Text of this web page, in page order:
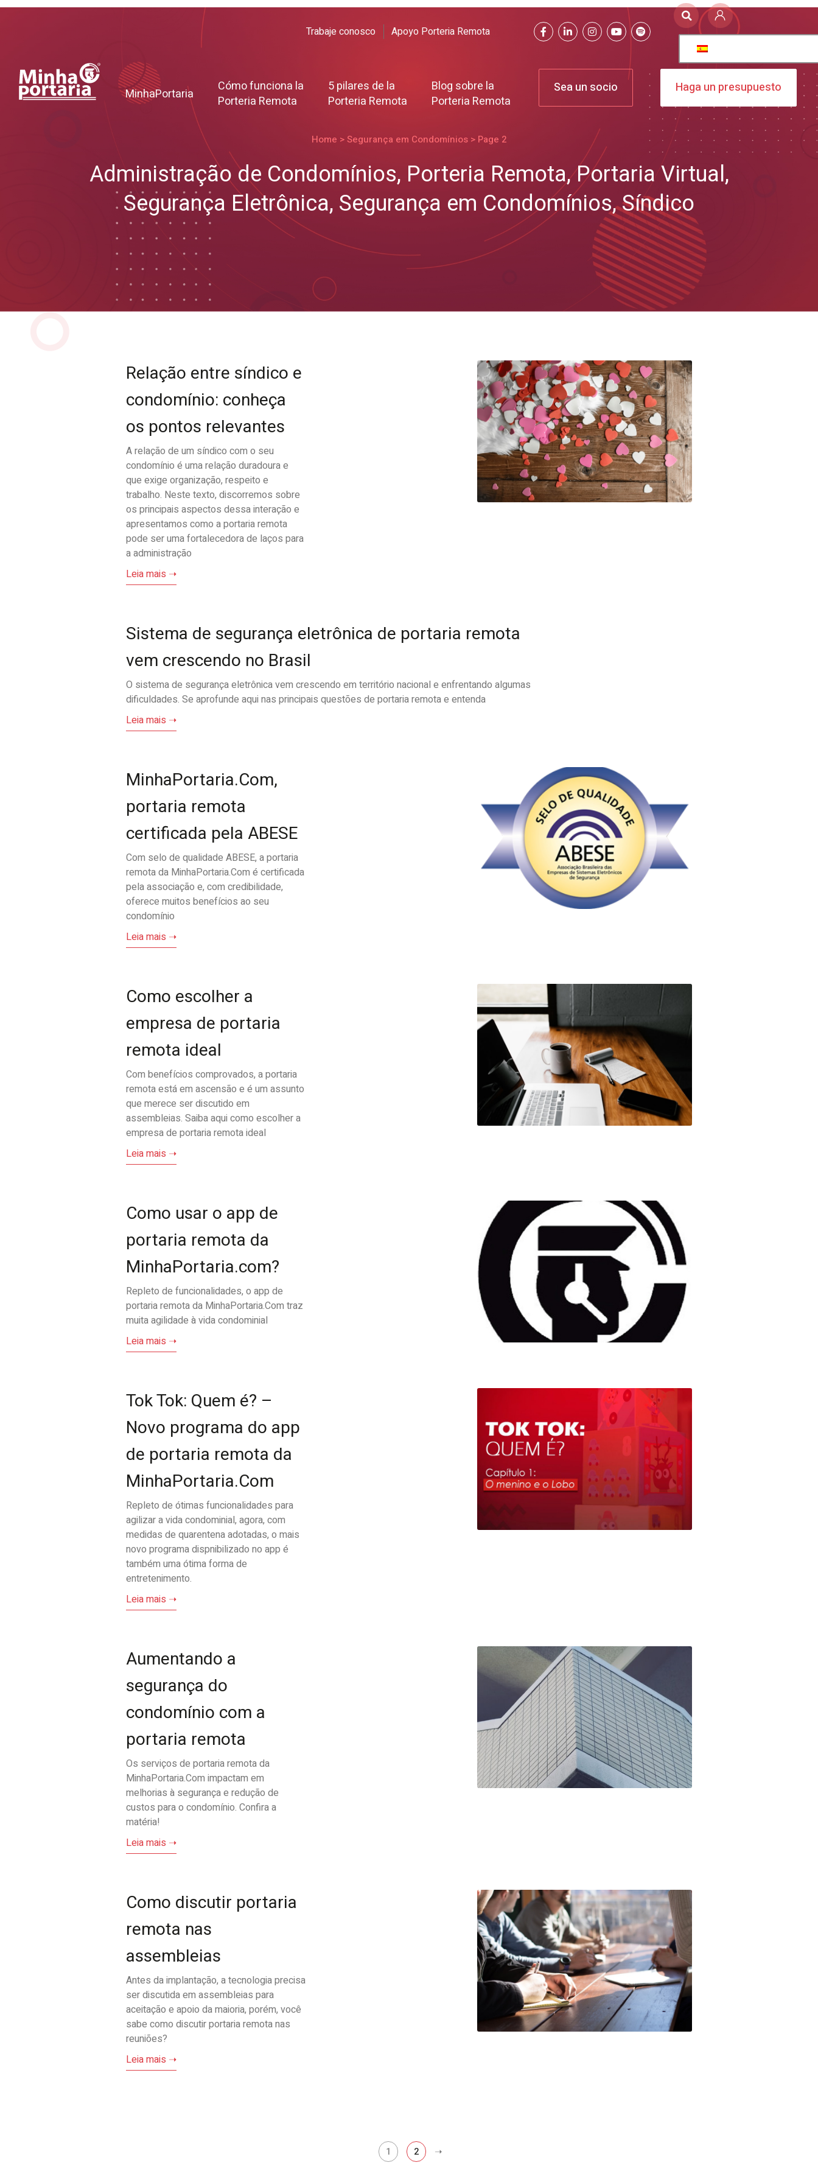
Trabaje conosco Apoyo Porteria Remota
MinhaPortaria
Cómo funciona la
Porteria Remota
5 pilares de la
Porteria Remota
Blog sobre la
Porteria Remota
Sea un socio Haga un presupuesto
Home >Segurança em Condomínios > Page 2
Administração de Condomínios, Porteria Remota,Portaria Virtual,
Segurança Eletrônica, Segurança em Condomínios,Síndico
Relação entre síndico e
condomínio: conheça
os pontos relevantes
A relação de um síndico com o seu
condomínio é uma relação duradoura e
que exige organização, respeito e
trabalho. Neste texto, discorremos sobre
os principais aspectos dessa interação e
apresentamos como a portaria remota
pode ser uma fortalecedora de laços para
a administração
Leia mais ➝
Sistema de segurança eletrônica de portaria remota
vem crescendo no Brasil
O sistema de segurança eletrônica vem crescendo em território nacional e enfrentando algumas
dificuldades. Se aprofunde aqui nas principais questões de portaria remota e entenda
Leia mais ➝
MinhaPortaria.Com,
portaria remota
certificada pela ABESE
Com selo de qualidade ABESE, a portaria
remota da MinhaPortaria.Com é certificada
pela associação e, com credibilidade,
oferece muitos benefícios ao seu
condomínio
Leia mais ➝
Como escolher a
empresa de portaria
remota ideal
Com benefícios comprovados, a portaria
remota está em ascensão e é um assunto
que merece ser discutido em
assembleias. Saiba aqui como escolher a
empresa de portaria remota ideal
Leia mais ➝
Como usar o app de
portaria remota da
MinhaPortaria.com?
Repleto de funcionalidades, o app de
portaria remota da MinhaPortaria.Com traz
muita agilidade à vida condominial
Leia mais ➝
Tok Tok: Quem é? –
Novo programa do app
de portaria remota da
MinhaPortaria.Com
Repleto de ótimas funcionalidades para
agilizar a vida condominial, agora, com
medidas de quarentena adotadas, o mais
novo programa dispnibilizado no app é
também uma ótima forma de
entretenimento.
Leia mais ➝
Aumentando a
segurança do
condomínio com a
portaria remota
Os serviços de portaria remota da
MinhaPortaria.Com impactam em
melhorias à segurança e redução de
custos para o condomínio. Confira a
matéria!
Leia mais ➝
Como discutir portaria
remota nas
assembleias
Antes da implantação, a tecnologia precisa
ser discutida em assembleias para
aceitação e apoio da maioria, porém, você
sabe como discutir portaria remota nas
reuniões?
Leia mais ➝
1 2 ➝